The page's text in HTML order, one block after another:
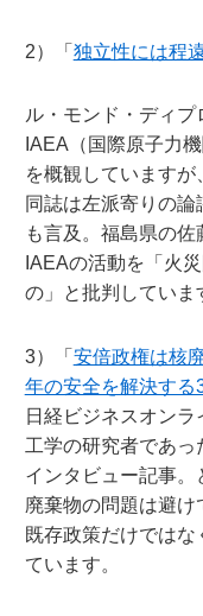
2）「 独立性には程
ル・モンド・ディプ
IAEA（国際原子力
を概観していますが
同誌は左派寄りの
も言及。福島県の佐
IAEAの活動を「火
の」と批判していま
3）「 安倍政権は核
年の安全を解決する
日経ビジネスオン
工学の研究者であ
インタビュー記事
廃棄物の問題は避け
既存政策だけでは
ています。